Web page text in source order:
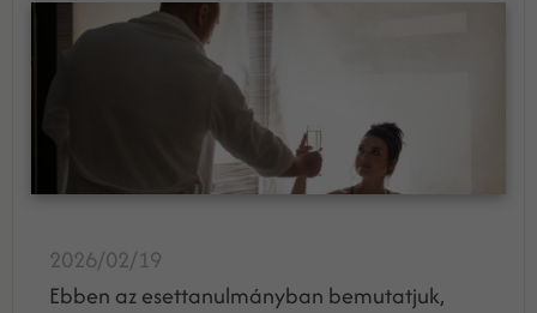
2026/02/19
Ebben az esettanulmányban bemutatjuk,